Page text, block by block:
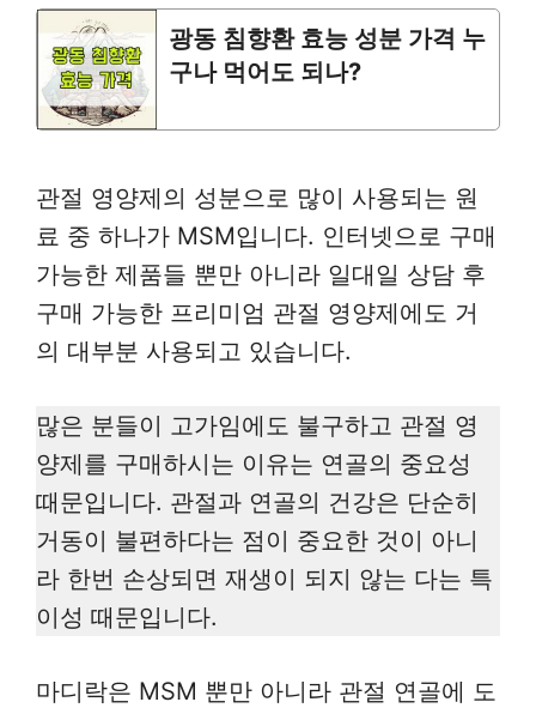
광동 침향환 효능 성분 가격 누
구나 먹어도 되나?
관절 영양제의 성분으로 많이 사용되는 원
료 중 하나가 MSM입니다. 인터넷으로 구매
가능한 제품들 뿐만 아니라 일대일 상담 후
구매 가능한 프리미엄 관절 영양제에도 거
의 대부분 사용되고 있습니다.
많은 분들이 고가임에도 불구하고 관절 영
양제를 구매하시는 이유는 연골의 중요성
때문입니다. 관절과 연골의 건강은 단순히
거동이 불편하다는 점이 중요한 것이 아니
라 한번 손상되면 재생이 되지 않는 다는 특
이성 때문입니다.
마디락은 MSM 뿐만 아니라 관절 연골에 도